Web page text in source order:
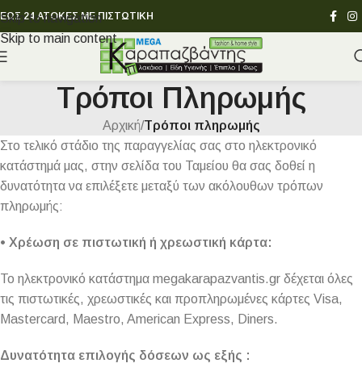
Skip to navigation
Skip to main content
ΕΩΣ 24 ΑΤΟΚΕΣ ΜΕ ΠΙΣΤΩΤΙΚΗ
Τρόποι Πληρωμής
Αρχική/Τρόποι πληρωμής
Στο τελικό στάδιο της παραγγελίας σας στο ηλεκτρονικό
κατάστημά μας, στην σελίδα του Ταμείου θα σας δοθεί η
δυνατότητα να επιλέξετε μεταξύ των ακόλουθων τρόπων
πληρωμής:
• Χρέωση σε πιστωτική ή χρεωστική κάρτα:
Το ηλεκτρονικό κατάστημα megakarapazvantis.gr δέχεται όλες
τις πιστωτικές, χρεωστικές και προπληρωμένες κάρτες Visa,
Mastercard, Maestro, American Express, Diners.
Δυνατότητα επιλογής δόσεων ως εξής :